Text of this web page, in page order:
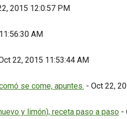
2015 12:0:57 PM
AM
22, 2015 11:53:44 AM
se come, apuntes. - Oct 22,
y limón), receta paso a paso-